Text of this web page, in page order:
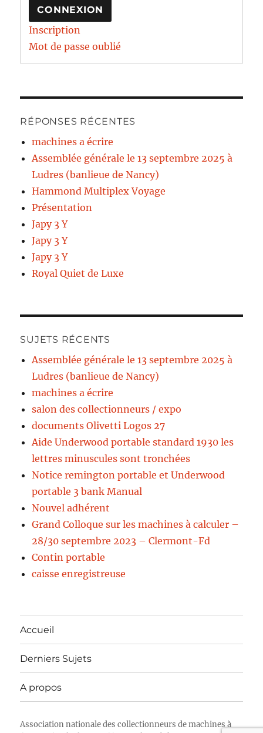
CONNEXION
Inscription
Mot de passe oublié
RÉPONSES RÉCENTES
machines a écrire
Assemblée générale le 13 septembre 2025 à
Ludres (banlieue de Nancy)
Hammond Multiplex Voyage
Présentation
Japy 3 Y
Japy 3 Y
Japy 3 Y
Royal Quiet de Luxe
SUJETS RÉCENTS
Assemblée générale le 13 septembre 2025 à
Ludres (banlieue de Nancy)
machines a écrire
salon des collectionneurs / expo
documents Olivetti Logos 27
Aide Underwood portable standard 1930 les
lettres minuscules sont tronchées
Notice remington portable et Underwood
portable 3 bank Manual
Nouvel adhérent
Grand Colloque sur les machines à calculer –
28/30 septembre 2023 – Clermont-Fd
Contin portable
caisse enregistreuse
Accueil
Derniers Sujets
A propos
Association nationale des collectionneurs de machines à